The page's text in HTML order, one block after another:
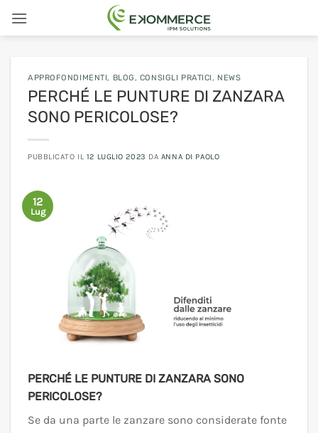
APPROFONDIMENTI, BLOG, CONSIGLI PRATICI, NEWS
PERCHÉ LE PUNTURE DI ZANZARA
SONO PERICOLOSE?
PUBBLICATO IL 12 LUGLIO 2023 DA ANNA DI PAOLO
12
Lug
PERCHÉ LE PUNTURE DI ZANZARA SONO
PERICOLOSE?
Se da una parte le zanzare sono considerate fonte